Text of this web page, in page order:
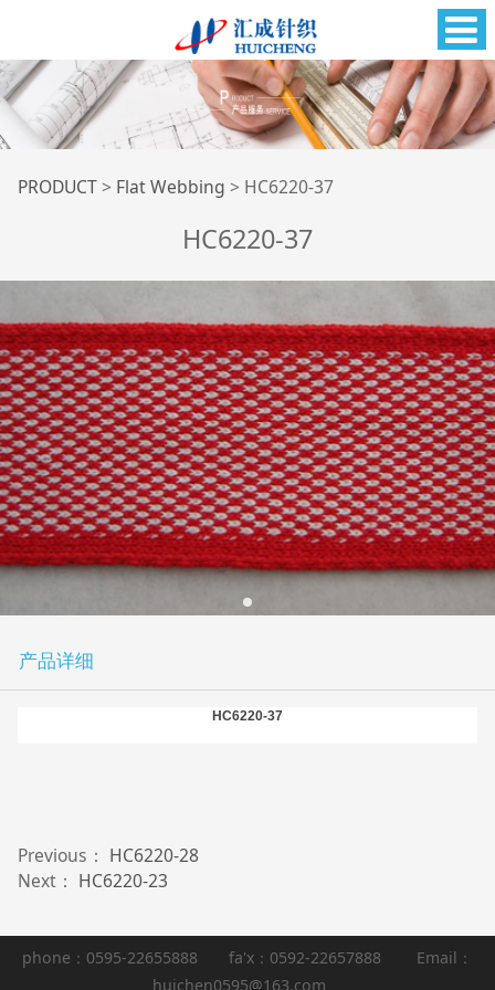
HC6220-37
PRODUCT> Flat Webbing > HC6220-37
HC6220-37
产品详细
HC6220-37
Previous： HC6220-28
Next： HC6220-23
phone：0595-22655888 fa'x：0592-22657888 Email：
huichen0595@163.com